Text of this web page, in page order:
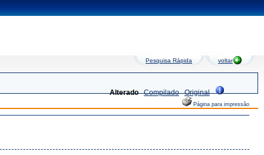
Pesquisa Rápida voltar
Página para impressão
Alterado Compilado Original